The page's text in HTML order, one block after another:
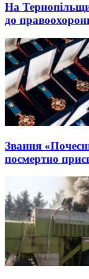
На
до
Звання
посмертно